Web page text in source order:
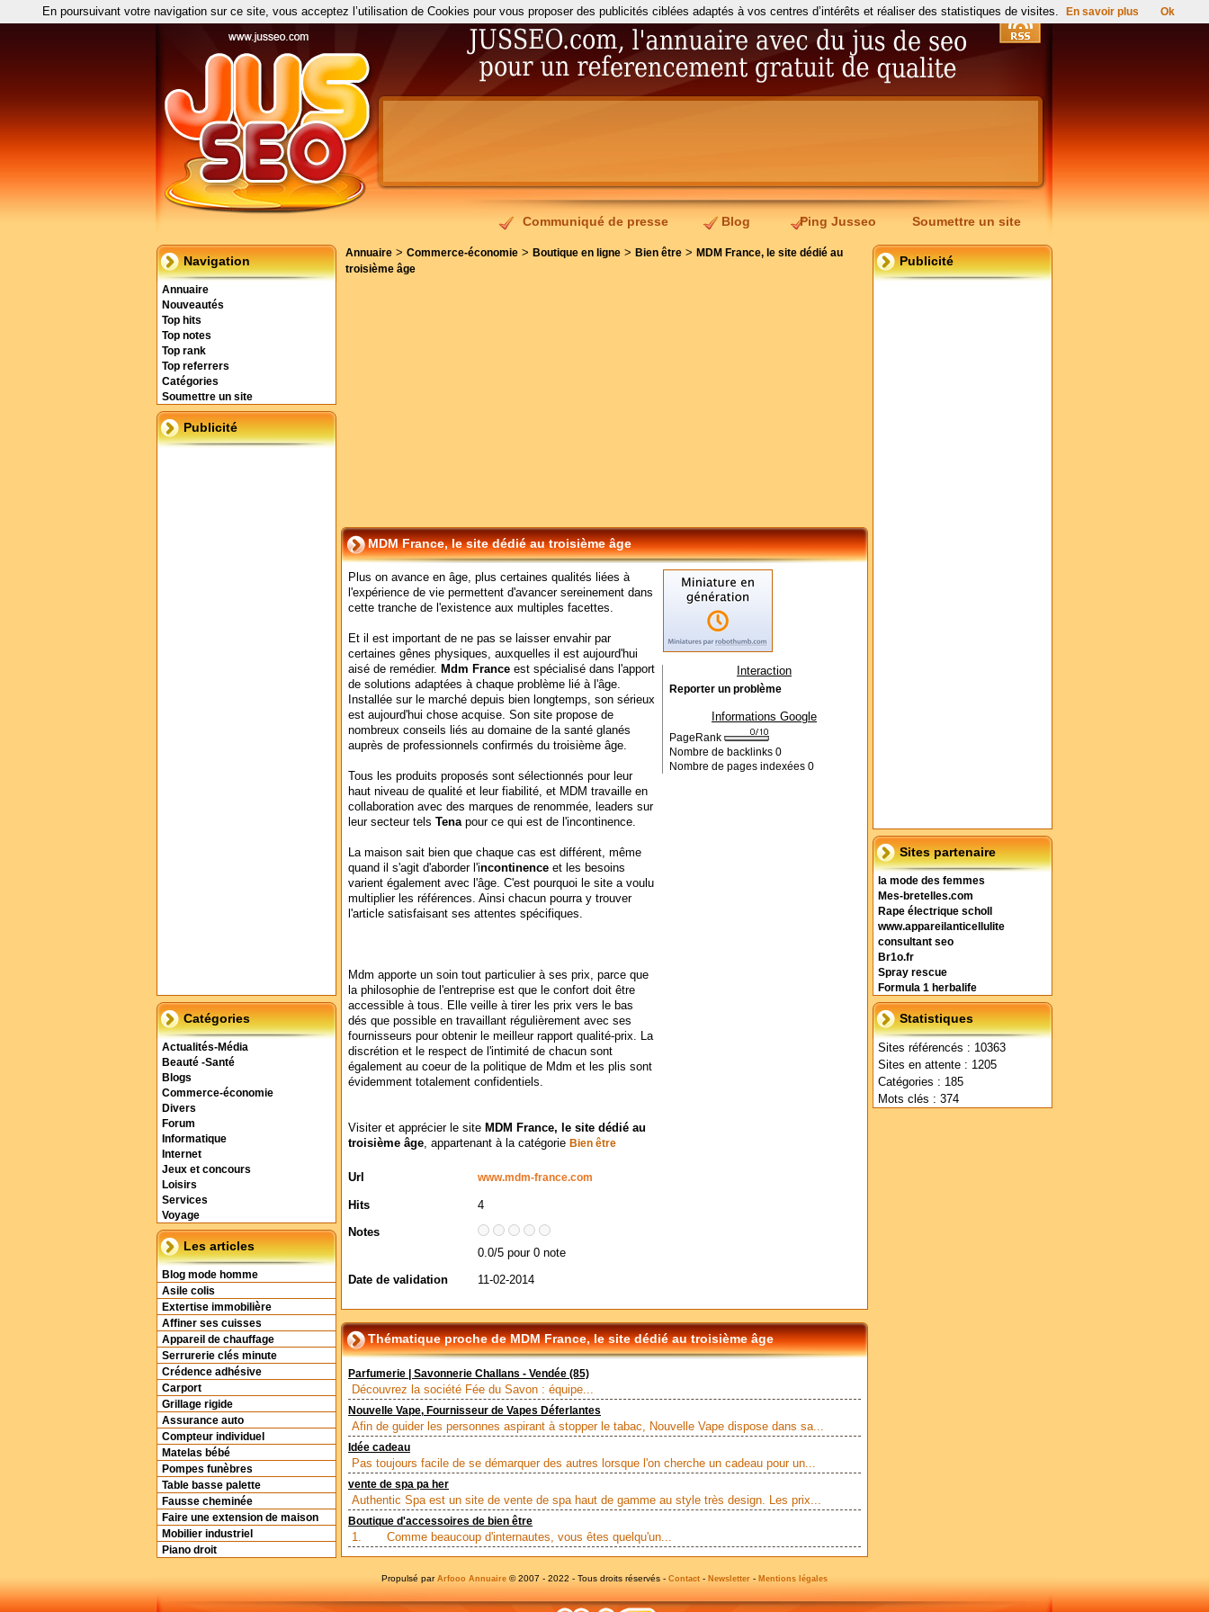
Communiqué de presse Blog Ping Jusseo Soumettre un site
Navigation
Annuaire
Nouveautés
Top hits
Top notes
Top rank
Top referrers
Catégories
Soumettre un site
Publicité
Catégories
Actualités-Média
Beauté -Santé
Blogs
Commerce-économie
Divers
Forum
Informatique
Internet
Jeux et concours
Loisirs
Services
Voyage
Les articles
Blog mode homme
Asile colis
Extertise immobilière
Affiner ses cuisses
Appareil de chauffage
Serrurerie clés minute
Crédence adhésive
Carport
Grillage rigide
Assurance auto
Compteur individuel
Matelas bébé
Pompes funèbres
Table basse palette
Fausse cheminée
Faire une extension de maison
Mobilier industriel
Piano droit
Publicité
Sites partenaire
la mode des femmes
Mes-bretelles.com
Rape électrique scholl
www.appareilanticellulite
consultant seo
Br1o.fr
Spray rescue
Formula 1 herbalife
Statistiques
Sites référencés : 10363
Sites en attente : 1205
Catégories : 185
Mots clés : 374
Annuaire > Commerce-économie > Boutique en ligne > Bien être > MDM France, le site dédié au
troisième âge
MDM France, le site dédié au troisième âge
Plus on avance en âge, plus certaines qualités liées à
l'expérience de vie permettent d'avancer sereinement dans
cette tranche de l'existence aux multiples facettes.
Et il est important de ne pas se laisser envahir par
certaines gênes physiques, auxquelles il est aujourd'hui
aisé de remédier. Mdm France est spécialisé dans l'apport
de solutions adaptées à chaque problème lié à l'âge.
Installée sur le marché depuis bien longtemps, son sérieux
est aujourd'hui chose acquise. Son site propose de
nombreux conseils liés au domaine de la santé glanés
auprès de professionnels confirmés du troisième âge.
Tous les produits proposés sont sélectionnés pour leur
haut niveau de qualité et leur fiabilité, et MDM travaille en
collaboration avec des marques de renommée, leaders sur
leur secteur tels Tenapour ce qui est de l'incontinence.
La maison sait bien que chaque cas est différent, même
quand il s'agit d'aborder l'incontinence et les besoins
varient également avec l'âge. C'est pourquoi le site a voulu
multiplier les références. Ainsi chacun pourra y trouver
l'article satisfaisant ses attentes spécifiques.
Mdm apporte un soin tout particulier à ses prix, parce que
la philosophie de l'entreprise est que le confort doit être
accessible à tous. Elle veille à tirer les prix vers le bas
dés que possible en travaillant régulièrement avec ses
fournisseurs pour obtenir le meilleur rapport qualité-prix. La
discrétion et le respect de l'intimité de chacun sont
également au coeur de la politique de Mdm et les plis sont
évidemment totalement confidentiels.
Visiter et apprécier le site MDM France, le site dédié au
troisième âge, appartenant à la catégorie Bien être
Url www.mdm-france.com
Hits
4
Notes
0.0/5 pour 0 note
Date de validation
11-02-2014
Interaction
Reporter un problème
Informations Google
PageRank
Nombre de backlinks 0
Nombre de pages indexées 0
Thématique proche de MDM France, le site dédié au troisième âge
Parfumerie | Savonnerie Challans - Vendée (85)
Découvrez la société Fée du Savon : équipe...
Nouvelle Vape, Fournisseur de Vapes Déferlantes
Afin de guider les personnes aspirant à stopper le tabac, Nouvelle Vape dispose dans sa...
Idée cadeau
Pas toujours facile de se démarquer des autres lorsque l'on cherche un cadeau pour un...
vente de spa pa her
Authentic Spa est un site de vente de spa haut de gamme au style très design. Les prix...
Boutique d'accessoires de bien être
1. Comme beaucoup d'internautes, vous êtes quelqu'un...
Propulsé par Arfooo Annuaire © 2007 - 2022 - Tous droits réservés - Contact - Newsletter - Mentions légales
En poursuivant votre navigation sur ce site, vous acceptez l’utilisation de Cookies pour vous proposer des publicités ciblées adaptés à vos centres d’intérêts et réaliser des statistiques de visites. En savoir plus Ok